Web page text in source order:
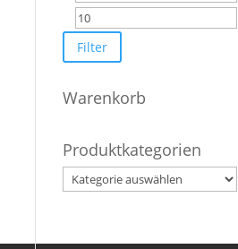
Preis
Filter
Warenkorb
Produktkategorien